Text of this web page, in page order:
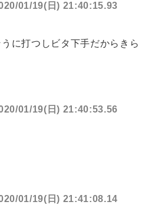
01/19(日) 21:40:15.93
に打つしビタ下手だからきら
01/19(日) 21:40:53.56
01/19(日) 21:41:08.14